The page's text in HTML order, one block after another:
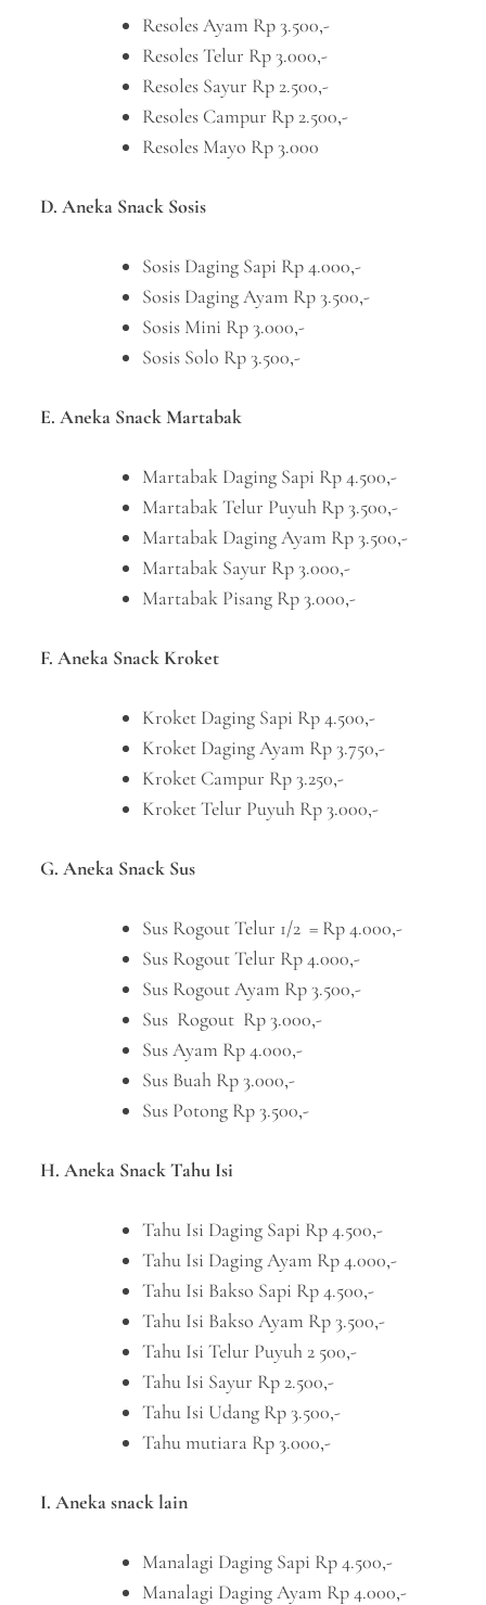
Resoles Ayam Rp 3.500,-
Resoles Telur Rp 3.000,-
Resoles Sayur Rp 2.500,-
Resoles Campur Rp 2.500,-
Resoles Mayo Rp 3.000
D. Aneka Snack Sosis
Sosis Daging Sapi Rp 4.000,-
Sosis Daging Ayam Rp 3.500,-
Sosis Mini Rp 3.000,-
Sosis Solo Rp 3.500,-
E. Aneka Snack Martabak
Martabak Daging Sapi Rp 4.500,-
Martabak Telur Puyuh Rp 3.500,-
Martabak Daging Ayam Rp 3.500,-
Martabak Sayur Rp 3.000,-
Martabak Pisang Rp 3.000,-
F. Aneka Snack Kroket
Kroket Daging Sapi Rp 4.500,-
Kroket Daging Ayam Rp 3.750,-
Kroket Campur Rp 3.250,-
Kroket Telur Puyuh Rp 3.000,-
G. Aneka Snack Sus
Sus Rogout Telur 1/2 = Rp 4.000,-
Sus Rogout Telur Rp 4.000,-
Sus Rogout Ayam Rp 3.500,-
Sus Rogout Rp 3.000,-
Sus Ayam Rp 4.000,-
Sus Buah Rp 3.000,-
Sus Potong Rp 3.500,-
H. Aneka Snack Tahu Isi
Tahu Isi Daging Sapi Rp 4.500,-
Tahu Isi Daging Ayam Rp 4.000,-
Tahu Isi Bakso Sapi Rp 4.500,-
Tahu Isi Bakso Ayam Rp 3.500,-
Tahu Isi Telur Puyuh 2 500,-
Tahu Isi Sayur Rp 2.500,-
Tahu Isi Udang Rp 3.500,-
Tahu mutiara Rp 3.000,-
I. Aneka snack lain
Manalagi Daging Sapi Rp 4.500,-
Manalagi Daging Ayam Rp 4.000,-